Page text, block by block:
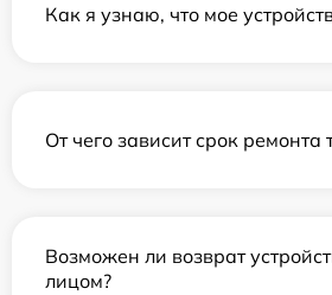
Как я узнаю, что мое
От чего зависит срок ремонта
Возможен ли возврат
лицом?